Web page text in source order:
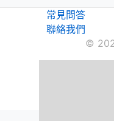
常見問答
聯絡我們
©